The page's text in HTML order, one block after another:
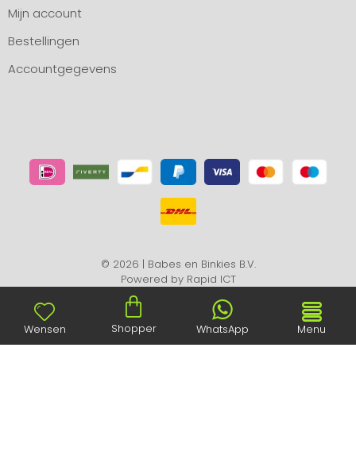
Mijn account
Bestellingen
Accountgegevens
© 2026 | Babes en Binkies B.V.
Powered by Rapid ICT
Wensen Shopper WhatsApp Menu